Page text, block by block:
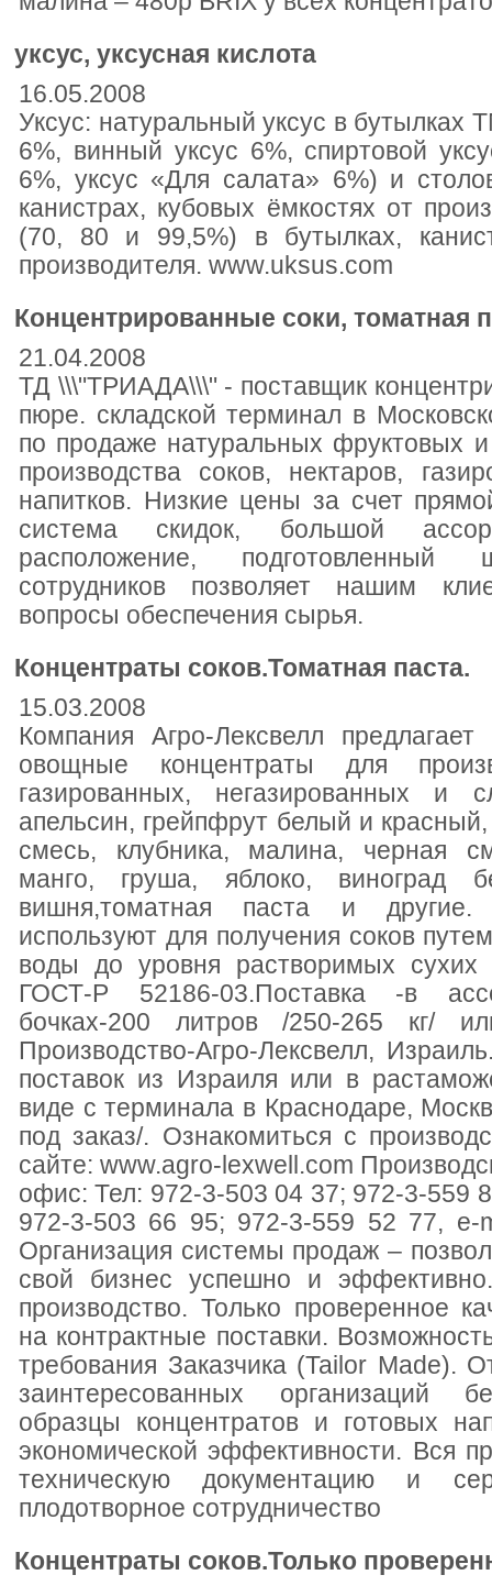
уксус, уксусная кислота
16.05.2008
Уксус: натуральный уксус в бутылках
6%, винный уксус 6%, спиртовой
6%, уксус «Для салата» 6%) и
канистрах, кубовых ёмкостях от
(70, 80 и 99,5%) в бутылках,
производителя. www.uksus.com
Концентрированные соки, томатная
21.04.2008
ТД \\\"ТРИАДА\\\" - поставщик
пюре. складской терминал в
по продаже натуральных фруктовых
производства соков, нектаров,
напитков. Низкие цены за счет
система скидок, большой
расположение, подготовленный
сотрудников позволяет нашим
вопросы обеспечения сырья.
Концентраты соков.Томатная паста.
15.03.2008
Компания Агро-Лексвелл
овощные концентраты для
газированных, негазированных и
апельсин, грейпфрут белый и
смесь, клубника, малина, черная
манго, груша, яблоко, виноград
вишня,томатная паста и другие.
используют для получения соков
воды до уровня растворимых сухих
ГОСТ-Р 52186-03.Поставка -в
бочках-200 литров /250-265 кг/
Производство-Агро-Лексвелл,
поставок из Израиля или в
виде с терминала в Краснодаре,
под заказ/. Ознакомиться с
сайте: www.agro-lexwell.com
офис: Тел: 972-3-503 04 37; 972-3-559
972-3-503 66 95; 972-3-559 52 77, e-
Организация системы продаж –
свой бизнес успешно и
производство. Только проверенное
на контрактные поставки.
требования Заказчика (Tailor Made).
заинтересованных организаций
образцы концентратов и готовых
экономической эффективности. Вся
техническую документацию и
плодотворное сотрудничествo
Концентраты соков.Только